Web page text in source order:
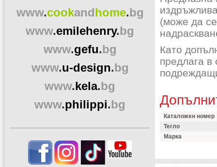
(може да
Като
предлага
Каталожен номер
Тегло
Марка
www.cookandhome.bg
www.emilehenry.bg
www.gefu.bg
www.u-design.bg
www.kela.bg
www.philippi.bg